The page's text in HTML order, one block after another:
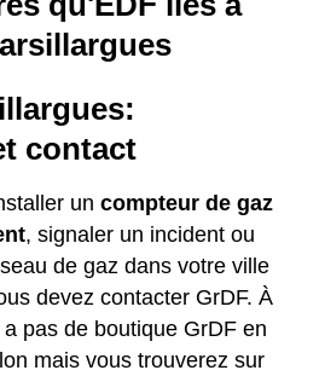
contact
un compteur de gaz
, signaler un incident ou
de gaz dans votre ville
devez contacter GrDF. À
pas de boutique GrDF en
mais vous trouverez sur